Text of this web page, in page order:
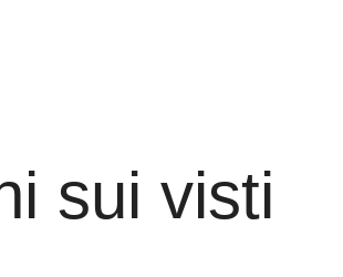
sui visti